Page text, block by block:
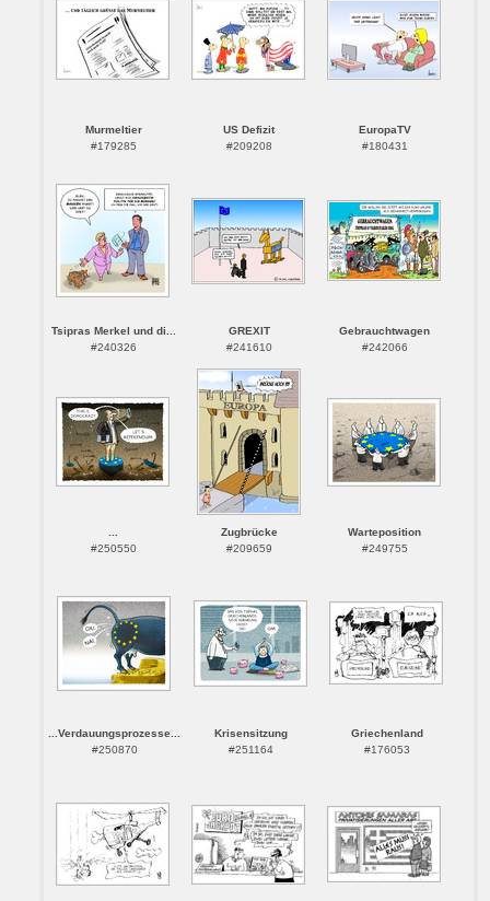
Murmeltier
#179285
US Defizit
#209208
EuropaTV
#180431
Tsipras Merkel und di...
#240326
GREXIT
#241610
Gebrauchtwagen
#242066
#250550
Zugbrücke
#209659
Warteposition
#249755
...Verdauungsprozesse...
#250870
Krisensitzung
#251164
Griechenland
#176053